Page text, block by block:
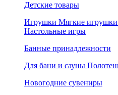
Детские товары
Игрушки Мягкие игрушки
Настольные игры
Банные принадлежности
Для бани и сауны
Новогодние сувениры